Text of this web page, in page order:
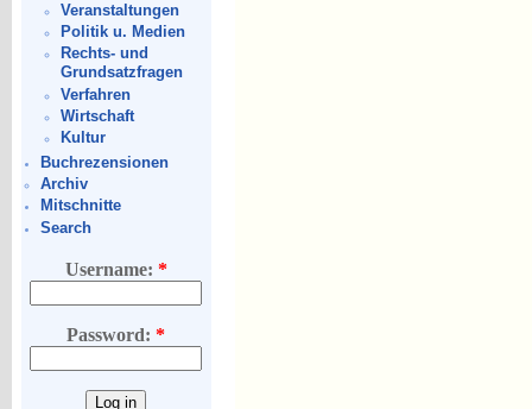
Veranstaltungen
Politik u. Medien
Rechts- und
Grundsatzfragen
Verfahren
Wirtschaft
Kultur
Buchrezensionen
Archiv
Mitschnitte
Search
Username: *
Password:*